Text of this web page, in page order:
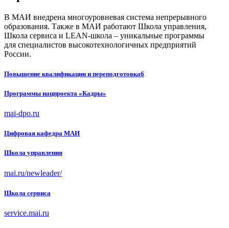
В МАИ внедрена многоуровневая система непрерывного
образования. Также в МАИ работают Школа управления,
Школа сервиса и LEAN-школа – уникальные программы
для специалистов высокотехнологичных предприятий
России.
Повышение квалификации и переподготовка6
Программы нацпроекта «Кадры»
mai-dpo.ru
Цифровая кафедра МАИ
Школа управления
mai.ru/newleader/
Школа сервиса
service.mai.ru